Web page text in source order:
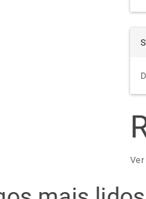
Ver